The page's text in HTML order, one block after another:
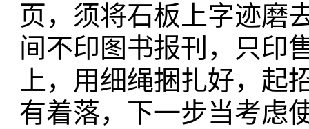
页，须将石板上字迹磨
间不印图书报刊，只印
上，用细绳捆扎好，起
有着落，下一步当考虑